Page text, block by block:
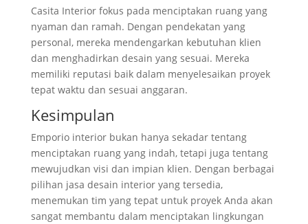
Casita Interior fokus pada menciptakan ruang yang
nyaman dan ramah. Dengan pendekatan yang
personal, mereka mendengarkan kebutuhan klien
dan menghadirkan desain yang sesuai. Mereka
memiliki reputasi baik dalam menyelesaikan proyek
tepat waktu dan sesuai anggaran.
Kesimpulan
Emporio interior bukan hanya sekadar tentang
menciptakan ruang yang indah, tetapi juga tentang
mewujudkan visi dan impian klien. Dengan berbagai
pilihan jasa desain interior yang tersedia,
menemukan tim yang tepat untuk proyek Anda akan
sangat membantu dalam menciptakan lingkungan